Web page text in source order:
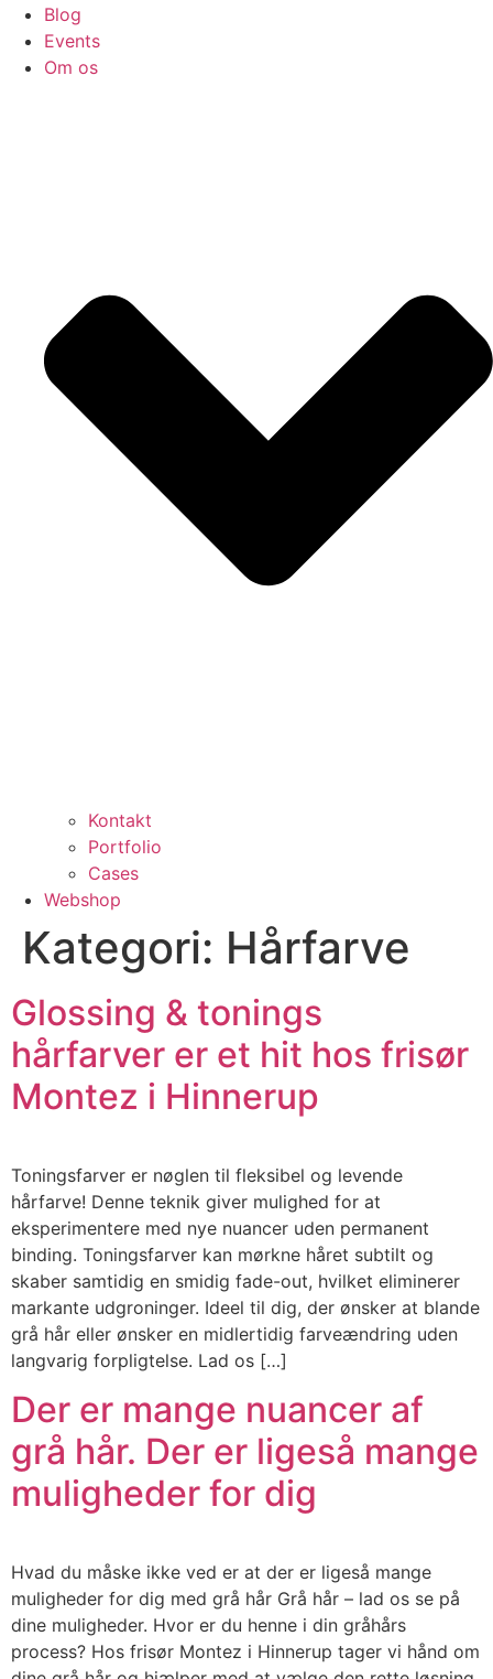
Blog
Events
Om os
Kontakt
Portfolio
Cases
Webshop
Kategori: Hårfarve
Glossing & tonings
hårfarver er et hit hos frisør
Montez i Hinnerup
Toningsfarver er nøglen til fleksibel og levende
hårfarve! Denne teknik giver mulighed for at
eksperimentere med nye nuancer uden permanent
binding. Toningsfarver kan mørkne håret subtilt og
skaber samtidig en smidig fade-out, hvilket eliminerer
markante udgroninger. Ideel til dig, der ønsker at blande
grå hår eller ønsker en midlertidig farveændring uden
langvarig forpligtelse. Lad os […]
Der er mange nuancer af
grå hår. Der er ligeså mange
muligheder for dig
Hvad du måske ikke ved er at der er ligeså mange
muligheder for dig med grå hår Grå hår – lad os se på
dine muligheder. Hvor er du henne i din gråhårs
process? Hos frisør Montez i Hinnerup tager vi hånd om